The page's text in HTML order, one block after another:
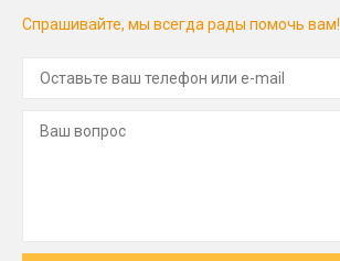
Спрашивайте, мы всегда рады помочь вам!